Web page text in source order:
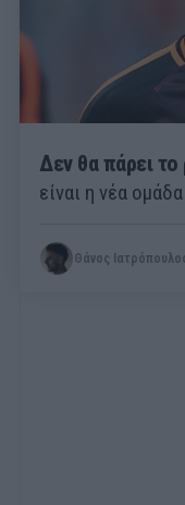
Δεν θα πάρει το
είναι η νέα
Θάνος